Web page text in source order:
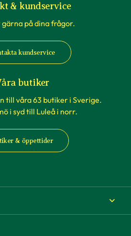
& kundservice
gärna på dina frågor.
kundservice
butiker
till våra 63 butiker i Sverige.
i syd till Luleå i norr.
& öppettider